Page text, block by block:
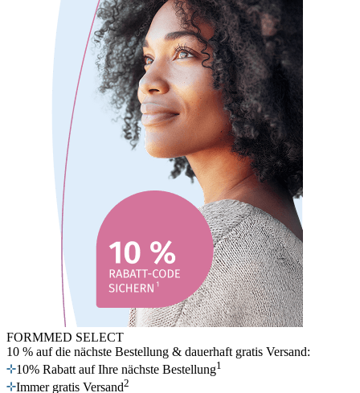
FORMMED SELECT
10 % auf die nächste Bestellung & dauerhaft gratis Versand:
10% Rabatt auf Ihre nächste Bestellung1
Immer gratis Versand2